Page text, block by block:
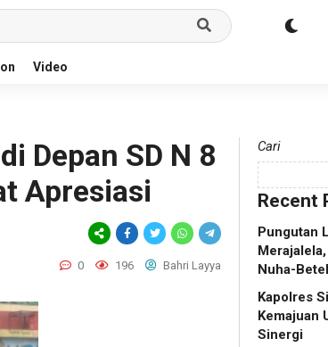
Video
Depan SD N 8
Apresiasi
0 196 Bahri Layya
Cari
Recent
Pungutan
Nuha-
Kapolres
Kemajuan
Sinergi